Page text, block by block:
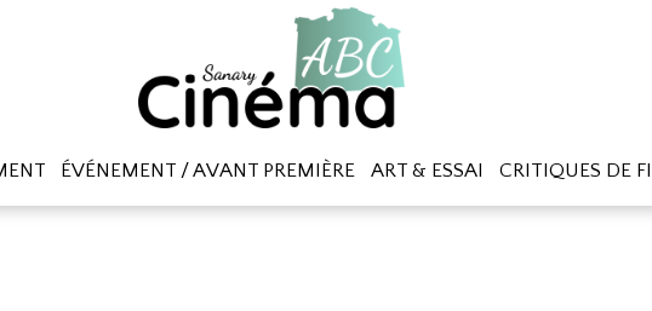
ÉVÉNEMENT / AVANT PREMIÈRE ART & ESSAI CRITIQUES DE